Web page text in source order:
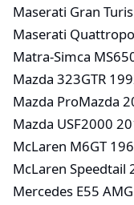
Maserati Gran
Maserati
Matra-Simca
Mazda 323GTR
Mazda ProMazda
Mazda USF2000
McLaren M6GT
McLaren Speedtail
Mercedes E55